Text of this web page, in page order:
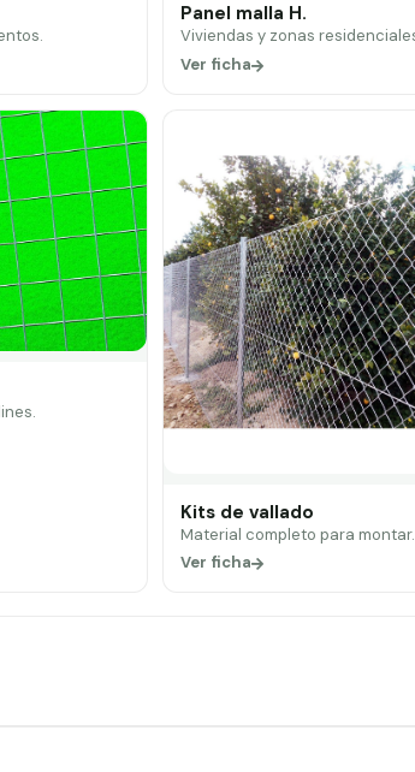
Panel malla H.
Viviendas y zonas
Ver ficha
Kits de vallado
Material completo para montar.
Ver ficha